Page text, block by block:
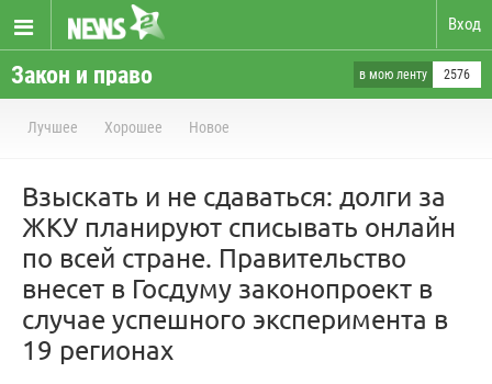
Вход
Закон и право в мою ленту 2576
Лучшее Хорошее Новое
Взыскать и не сдаваться: долги за
ЖКУ планируют списывать онлайн
по всей стране. Правительство
внесет в Госдуму законопроект в
случае успешного эксперимента в
19 регионах